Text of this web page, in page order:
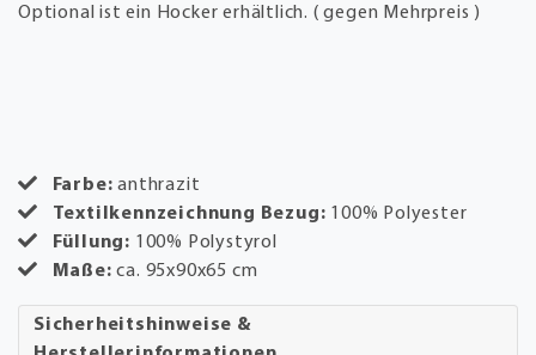
Optional ist ein Hocker erhältlich. ( gegen Mehrpreis )
Farbe: anthrazit
Textilkennzeichnung Bezug: 100% Polyester
Füllung: 100% Polystyrol
Maße:ca. 95x90x65 cm
Sicherheitshinweise &